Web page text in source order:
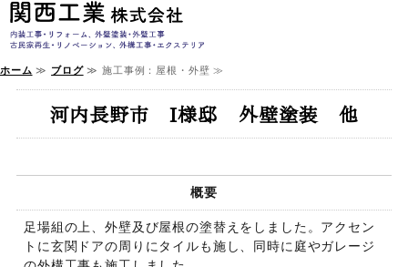
ホーム
サービス案内
会社概要
お問い合わせ
ホーム ≫ ブログ≫ 施工事例：屋根・外壁 ≫
河内長野市 I様邸 外壁塗装 他
概要
足場組の上、外壁及び屋根の塗替えをしました。アクセン
トに玄関ドアの周りにタイルも施し、同時に庭やガレージ